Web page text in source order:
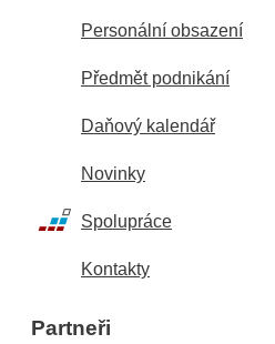
Personální obsazení
Předmět podnikání
Daňový kalendář
Novinky
Spolupráce
Kontakty
Partneři